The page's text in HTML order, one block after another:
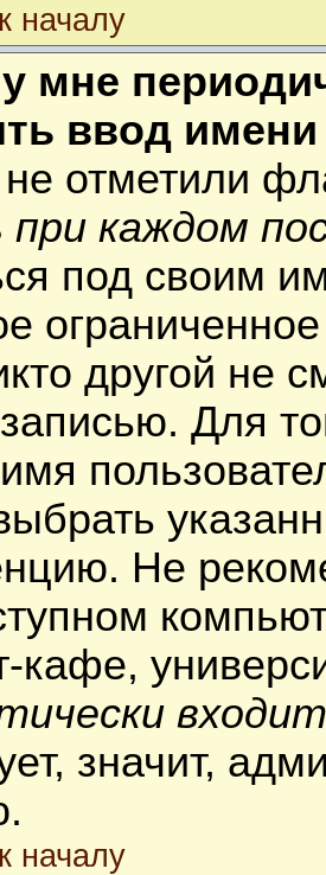
началу
мне
ввод
отметили
при каждом
под своим
другой не
Для
Не
кафе,
значит,
началу